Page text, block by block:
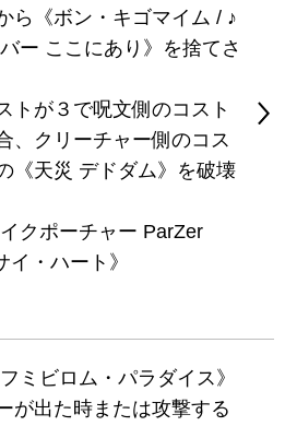
ら《ボン・キゴマイム / ♪
ー ここにあり》を捨てさ
トが３で呪文側のコスト
、クリーチャー側のコス
《天災 デドダム》を破壊
クポーチャー ParZer
・ハート》
ミビロム・パラダイス》
が出た時または攻撃する